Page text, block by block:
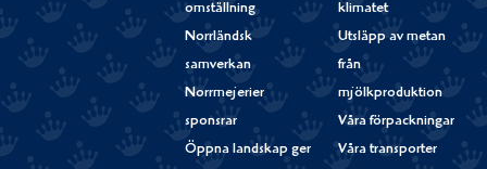
omställning
Norrländsk
samverkan
Norrmejerier
sponsrar
Öppna landskap ger
klimatet
Utsläpp av metan
från
mjölkproduktion
Våra förpackningar
Våra transporter